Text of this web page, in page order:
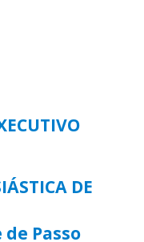
DE
Passo